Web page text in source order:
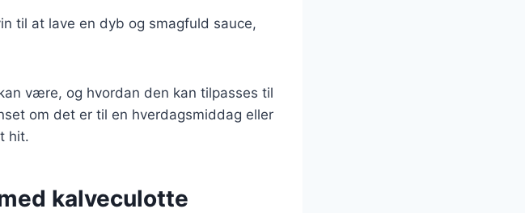
til at lave en dyb og smagfuld sauce,
være, og hvordan den kan tilpasses til
om det er til en hverdagsmiddag eller
hit.
kalveculotte